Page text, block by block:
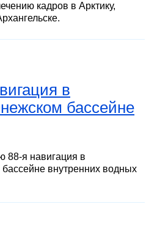
кадров в Арктику,
в
бассейне
88-я навигация в
внутренних водных